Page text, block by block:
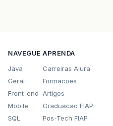
NAVEGUE
Java
Geral
Front-end
Mobile
SQL
APRENDA
Carreiras Alura
Formacoes
Artigos
Graduacao FIAP
Pos-Tech FIAP